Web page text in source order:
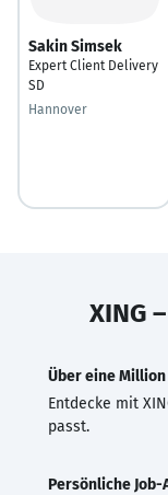
Sakin Simsek
Expert Client Delivery
SD
Hannover
XING
Über eine Million
Entdecke mit
passt.
Persönliche Job-